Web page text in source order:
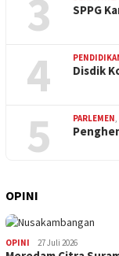
3 SPPG
4 Disdik
5 PARLEMEN,
OPINI
OPINI 27 Juli 2026